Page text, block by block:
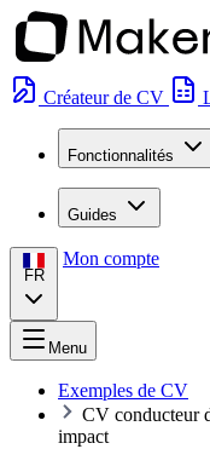
Créateur de CV
Fonctionnalités
Guides
FR
Mon compte
Menu
Exemples de CV
CV conducteur
impact